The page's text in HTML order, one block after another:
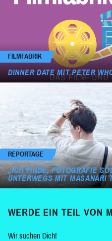
FILMFABRIK
DINNER DATE MIT PETER
REPORTAGE
„ICH FINDE, FOTOGRAFIE
UNTERWEGS MIT MASANARI
WERDE EIN TEIL VON
Wir suchen Dich!